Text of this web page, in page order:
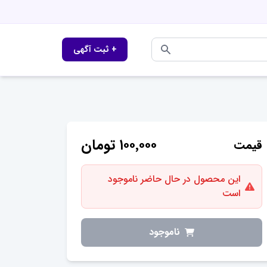
+ ثبت آگهی
قیمت ۱۰۰٬۰۰۰ تومان
این محصول در حال حاضر ناموجود
است
ناموجود